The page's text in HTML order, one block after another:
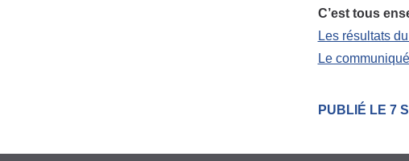
C’est tous
Les résultats
Le
PUBLIÉ LE 7